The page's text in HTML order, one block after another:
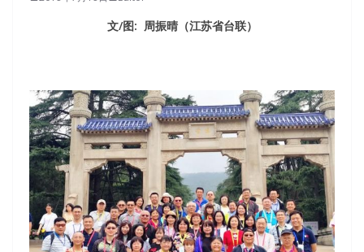
文/图: 周振晴（江苏省台联）